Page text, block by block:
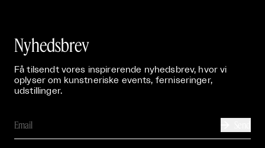
Nyhedsbrev
Få tilsendt vores inspirerende nyhedsbrev, hvor vi
oplyser om kunstneriske events, ferniseringer,
udstillinger.